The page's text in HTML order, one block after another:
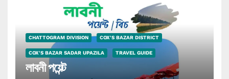
CHATTOGRAM DIVISION COX'S BAZAR DISTRICT
COX'S BAZAR SADAR UPAZILA TRAVEL GUIDE
লাবনী পয়েন্ট